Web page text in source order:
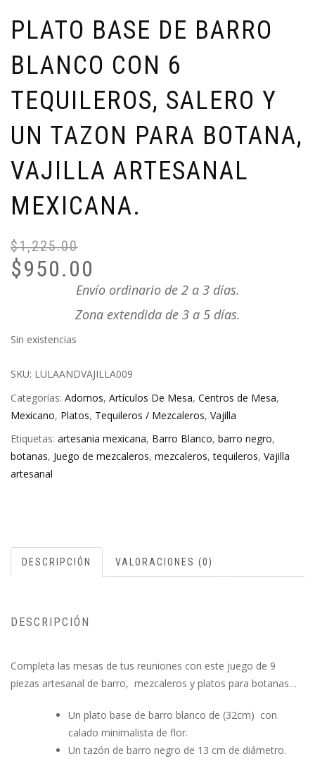
PLATO BASE DE BARRO
BLANCO CON 6
TEQUILEROS, SALERO Y
UN TAZON PARA BOTANA,
VAJILLA ARTESANAL
MEXICANA.
$1,225.00
$950.00
Envío ordinario de 2 a 3 días.
Zona extendida de 3 a 5 días.
Sin existencias
SKU: LULAANDVAJILLA009
Categorías: Adornos, Artículos De Mesa, Centros de Mesa,
Mexicano, Platos, Tequileros / Mezcaleros, Vajilla
Etiquetas: artesania mexicana, Barro Blanco, barro negro,
botanas, Juego de mezcaleros, mezcaleros,tequileros, Vajilla
artesanal
DESCRIPCIÓN VALORACIONES (0)
DESCRIPCIÓN
Completa las mesas de tus reuniones con este juego de 9
piezas artesanal de barro, mezcaleros y platos para botanas…
Un plato base de barro blanco de (32cm) con
calado minimalista de flor.
Un tazón de barro negro de 13 cm de diámetro.